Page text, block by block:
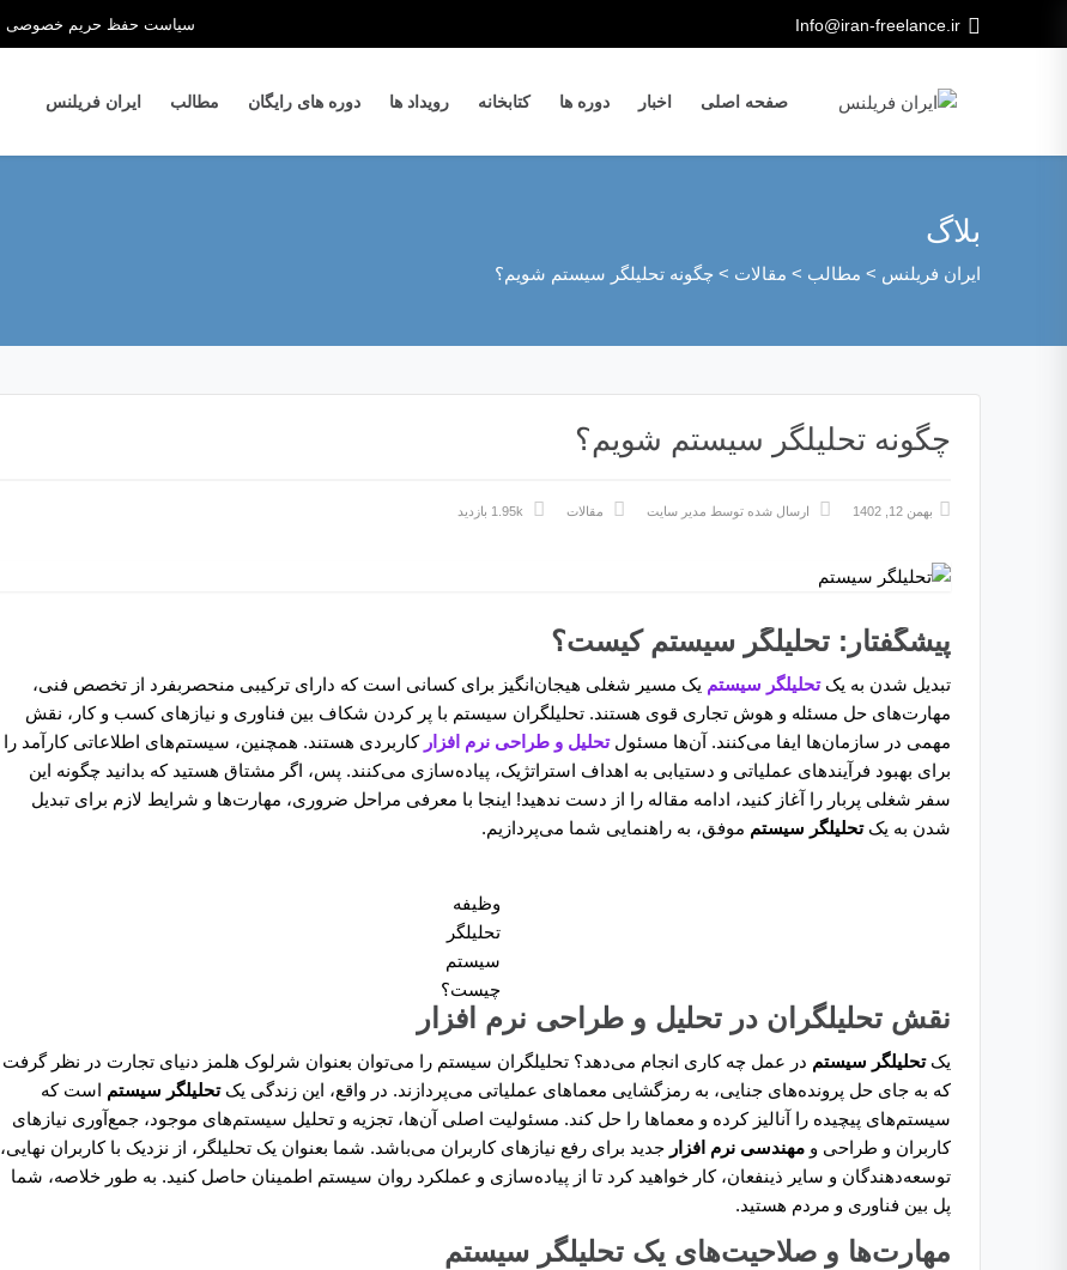
Info@iran-freelance.ir سیاست حفظ حریم خصوصی
صفحه اصلی اخبار دوره ها کتابخانه رویداد ها دوره های رایگان مطالب ایران فریلنس
بلاگ
ایران فریلنس > مطالب > مقالات > چگونه تحلیلگر سیستم شویم؟
چگونه تحلیلگر سیستم شویم؟
بهمن 12, 1402 ارسال شده توسط مدیر سایت مقالات
پیشگفتار: تحلیلگر سیستم کیست؟
تبدیل شدن به یک تحلیلگر سیستم یک مسیر شغلی هیجان‌انگیز برای کسانی است که دارای ترکیبی منحصربفرد از تخصص فنی،
مهارت‌های حل مسئله و هوش تجاری قوی هستند. تحلیلگران سیستم با پر کردن شکاف بین فناوری و نیازهای کسب و کار، نقش
مهمی در سازمان‌ها ایفا می‌کنند. آن‌ها مسئول تحلیل و طراحی نرم افزار کاربردی هستند. همچنین، سیستم‌های اطلاعاتی کارآمد را
برای بهبود فرآیندهای عملیاتی و دستیابی به اهداف استراتژیک، پیاده‌سازی می‌کنند. پس، اگر مشتاق هستید که بدانید چگونه این
سفر شغلی پربار را آغاز کنید، ادامه مقاله را از دست ندهید! اینجا با معرفی مراحل ضروری، مهارت‌ها و شرایط لازم برای تبدیل
شدن به یک تحلیلگر سیستم موفق، به راهنمایی شما می‌پردازیم.
وظیفه
تحلیلگر
سیستم
چیست؟
نقش تحلیلگران در تحلیل و طراحی نرم افزار
یکتحلیلگر سیستم در عمل چه کاری انجام می‌دهد؟ تحلیلگران سیستم را می‌توان بعنوان شرلوک هلمز دنیای تجارت در نظر گرفت
که به جای حل پرونده‌های جنایی، به رمزگشایی معماهای عملیاتی می‌پردازند. در واقع، این زندگی یک تحلیلگر سیستم است که
سیستم‌های پیچیده را آنالیز کرده و معماها را حل کند. مسئولیت اصلی آن‌ها، تجزیه و تحلیل سیستم‌های موجود، جمع‌آوری نیازهای
کاربران و طراحی و مهندسی نرم افزار جدید برای رفع نیازهای کاربران می‌باشد. شما بعنوان یک تحلیلگر، از نزدیک با کاربران نهایی،
توسعه‌دهندگان و سایر ذینفعان، کار خواهید کرد تا از پیاده‌سازی و عملکرد روان سیستم اطمینان حاصل کنید. به طور خلاصه، شما
پل بین فناوری و مردم هستید.
مهارت‌ها و صلاحیت‌های یک تحلیلگر سیستم